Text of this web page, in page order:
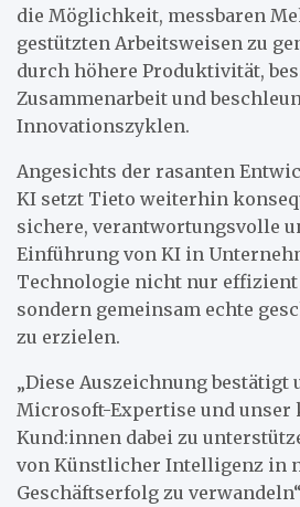
die Möglichkeit, messbaren
gestützten Arbeitsweisen zu
durch höhere Produktivität,
Zusammenarbeit und
Innovationszyklen.
Angesichts der rasanten
KI setzt Tieto weiterhin
sichere, verantwortungsvolle
Einführung von KI in
Technologie nicht nur effizient
sondern gemeinsam echte
zu erzielen.
„Diese Auszeichnung bestätigt
Microsoft-Expertise und unser
Kund:innen dabei zu
von Künstlicher Intelligenz in
Geschäftserfolg zu